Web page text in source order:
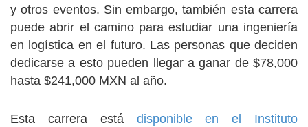
y otros eventos. Sin embargo, también esta carrera
puede abrir el camino para estudiar una ingeniería
en logística en el futuro. Las personas que deciden
dedicarse a esto pueden llegar a ganar de $78,000
hasta $241,000 MXN al año.
Esta carrera está disponible en el Instituto